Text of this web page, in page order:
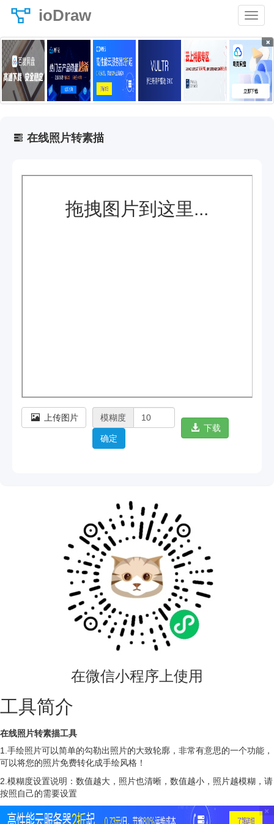
ioDraw
×
在线照片转素描
拖拽图片到这里...
上传图片 模糊度
确定
下载
在微信小程序上使用
工具简介
在线照片转素描工具
1.手绘照片可以简单的勾勒出照片的大致轮廓，非常有意思的一个功能，
可以将您的照片免费转化成手绘风格！
2.模糊度设置说明：数值越大，照片也清晰，数值越小，照片越模糊，请
按照自己的需要设置
×